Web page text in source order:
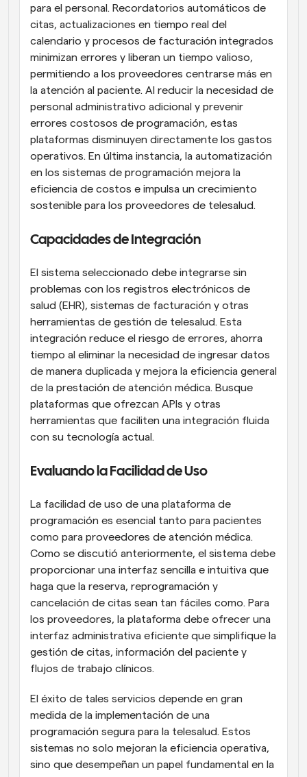
para el personal. Recordatorios automáticos de
citas, actualizaciones en tiempo real del
calendario y procesos de facturación integrados
minimizan errores y liberan un tiempo valioso,
permitiendo a los proveedores centrarse más en
la atención al paciente. Al reducir la necesidad de
personal administrativo adicional y prevenir
errores costosos de programación, estas
plataformas disminuyen directamente los gastos
operativos. En última instancia, la automatización
en los sistemas de programación mejora la
eficiencia de costos e impulsa un crecimiento
sostenible para los proveedores de telesalud.
Capacidades de Integración
El sistema seleccionado debe integrarse sin
problemas con los registros electrónicos de
salud (EHR), sistemas de facturación y otras
herramientas de gestión de telesalud. Esta
integración reduce el riesgo de errores, ahorra
tiempo al eliminar la necesidad de ingresar datos
de manera duplicada y mejora la eficiencia general
de la prestación de atención médica. Busque
plataformas que ofrezcan APIs y otras
herramientas que faciliten una integración fluida
con su tecnología actual.
Evaluando la Facilidad de Uso
La facilidad de uso de una plataforma de
programación es esencial tanto para pacientes
como para proveedores de atención médica.
Como se discutió anteriormente, el sistema debe
proporcionar una interfaz sencilla e intuitiva que
haga que la reserva, reprogramación y
cancelación de citas sean tan fáciles como. Para
los proveedores, la plataforma debe ofrecer una
interfaz administrativa eficiente que simplifique la
gestión de citas, información del paciente y
flujos de trabajo clínicos.
El éxito de tales servicios depende en gran
medida de la implementación de una
programación segura para la telesalud. Estos
sistemas no solo mejoran la eficiencia operativa,
sino que desempeñan un papel fundamental en la